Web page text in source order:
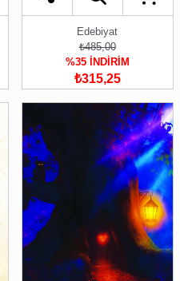
Edebiyat
₺485,00
%35 İNDİRİM
₺315,25